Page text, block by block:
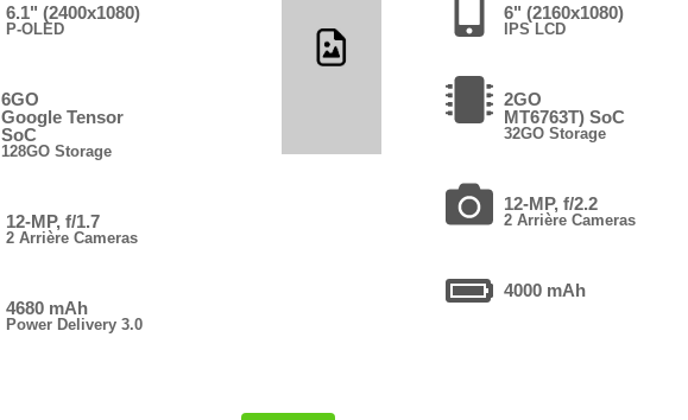
6.1" (2400x1080)
P-OLED
6GO
Google Tensor
SoC
128GO Storage
12-MP, f/1.7
2 Arrière Cameras
4680 mAh
Power Delivery 3.0
6" (2160x1080)
IPS LCD
2GO
MT6763T) SoC
32GO Storage
12-MP, f/2.2
2 Arrière Cameras
4000 mAh